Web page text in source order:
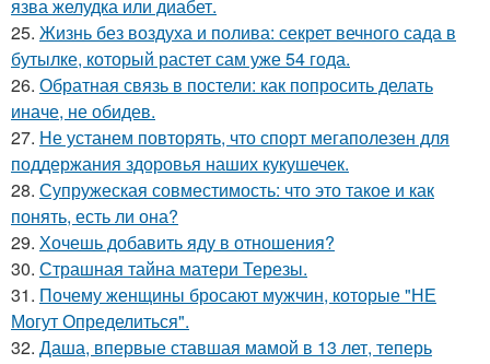
язва желудка или диабет.
25. Жизнь без воздуха и полива: секрет вечного сада в
бутылке, который растет сам уже 54 года.
26. Обратная связь в постели: как попросить делать
иначе, не обидев.
27. Не устанем повторять, что спорт мегаполезен для
поддержания здоровья наших кукушечек.
28. Супружеская совместимость: что это такое и как
понять, есть ли она?
29. Хочешь добавить яду в отношения?
30. Страшная тайна матери Терезы.
31. Почему женщины бросают мужчин, которые "НЕ
Могут Определиться".
32. Даша, впервые ставшая мамой в 13 лет, теперь